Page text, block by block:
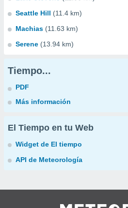
Seattle Hill (11.4 km)
Machias (11.63 km)
Serene (13.94 km)
Tiempo...
PDF
Más información
El Tiempo en tu Web
Widget de El tiempo
API de Meteorología